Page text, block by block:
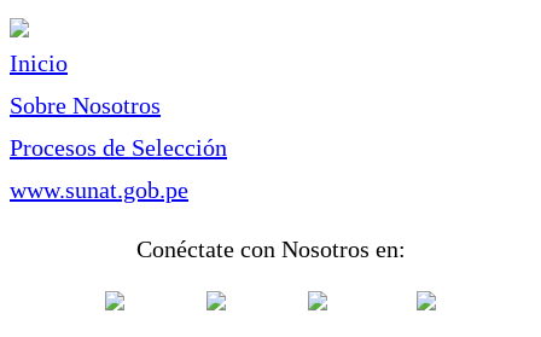
Inicio
Sobre Nosotros
Procesos de Selección
www.sunat.gob.pe
Conéctate con Nosotros en: